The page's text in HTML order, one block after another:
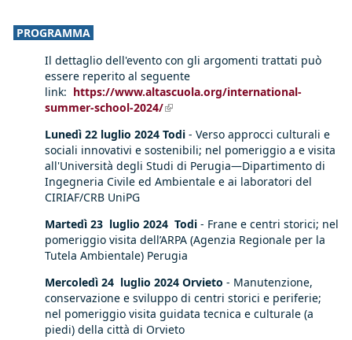
PROGRAMMA
Il dettaglio dell'evento con gli argomenti trattati può
essere reperito al seguente
link: https://www.altascuola.org/international-
summer-school-2024/(link is external)
Lunedì 22 luglio 2024 Todi - Verso approcci culturali e
sociali innovativi e sostenibili; nel pomeriggio a e visita
all'Università degli Studi di Perugia—Dipartimento di
Ingegneria Civile ed Ambientale e ai laboratori del
CIRIAF/CRB UniPG
Martedì 23 luglio 2024 Todi - Frane e centri storici; nel
pomeriggio visita dell’ARPA (Agenzia Regionale per la
Tutela Ambientale) Perugia
Mercoledì 24 luglio 2024 Orvieto - Manutenzione,
conservazione e sviluppo di centri storici e periferie;
nel pomeriggio visita guidata tecnica e culturale (a
piedi) della città di Orvieto